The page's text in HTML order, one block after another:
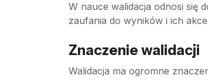
W nauce walidacja odnosi się
zaufania do wyników i ich
Znaczenie walidacji
Walidacja ma ogromne